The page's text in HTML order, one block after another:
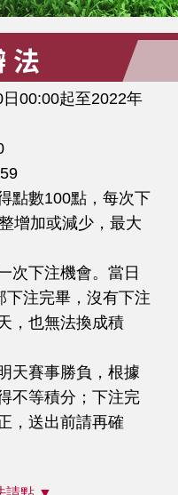
00:00起至2022年
點數100點，每次下
增加或減少，最大
次下注機會。當日
下注完畢，沒有下注
，也無法換成積
天賽事勝負，根據
不等積分；下注完
，送出前請再確